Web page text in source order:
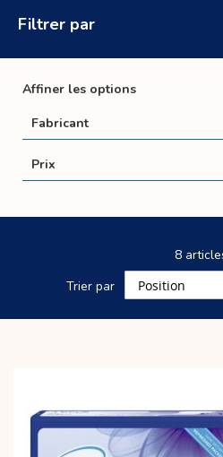
8
Trier par
Filtrer par
Affiner les options
Fabricant
Prix